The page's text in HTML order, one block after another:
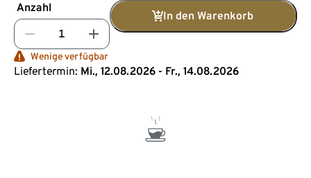
Anzahl
In den Warenkorb
Wenige verfügbar
Liefertermin: Mi., 12.08.2026 - Fr., 14.08.2026